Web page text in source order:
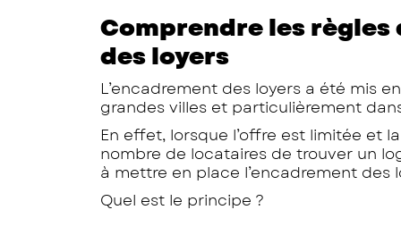
Comprendre les
des loyers
L’encadrement des loyers a été mis
grandes villes et particulièrement
En effet, lorsque l’offre est limitée et
nombre de locataires de trouver un
à mettre en place l’encadrement des
Quel est le principe ?